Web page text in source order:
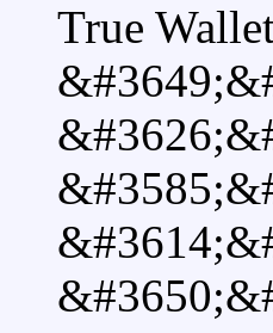
True